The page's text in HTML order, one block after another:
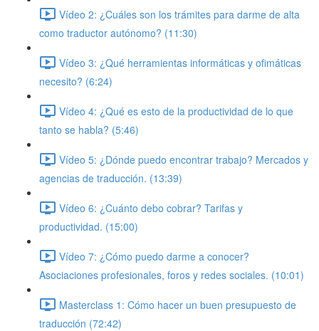
Vídeo 2: ¿Cuáles son los trámites para darme de alta
como traductor autónomo? (11:30)
Vídeo 3: ¿Qué herramientas informáticas y ofimáticas
necesito? (6:24)
Vídeo 4: ¿Qué es esto de la productividad de lo que
tanto se habla? (5:46)
Vídeo 5: ¿Dónde puedo encontrar trabajo? Mercados y
agencias de traducción. (13:39)
Vídeo 6: ¿Cuánto debo cobrar? Tarifas y
productividad. (15:00)
Vídeo 7: ¿Cómo puedo darme a conocer?
Asociaciones profesionales, foros y redes sociales. (10:01)
Masterclass 1: Cómo hacer un buen presupuesto de
traducción (72:42)